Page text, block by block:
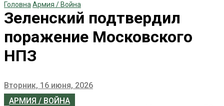
Головна Армия / Война
Зеленский подтвердил
поражение Московского
НПЗ
Вторник, 16 июня, 2026
АРМИЯ / ВОЙНА